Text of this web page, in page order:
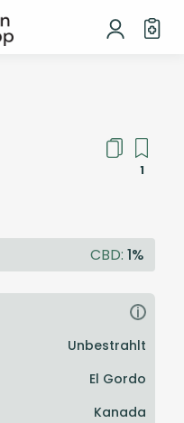
1
CBD: 1%
i
Unbestrahlt
El Gordo
Kanada